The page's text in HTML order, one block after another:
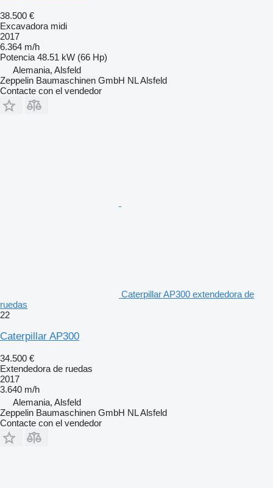
38.500 €
Excavadora midi
2017
6.364 m/h
Potencia 48.51 kW (66 Hp)
Alemania, Alsfeld
Zeppelin Baumaschinen GmbH NL Alsfeld
Contacte con el vendedor
Caterpillar AP300 extendedora de
ruedas
22
Caterpillar AP300
34.500 €
Extendedora de ruedas
2017
3.640 m/h
Alemania, Alsfeld
Zeppelin Baumaschinen GmbH NL Alsfeld
Contacte con el vendedor